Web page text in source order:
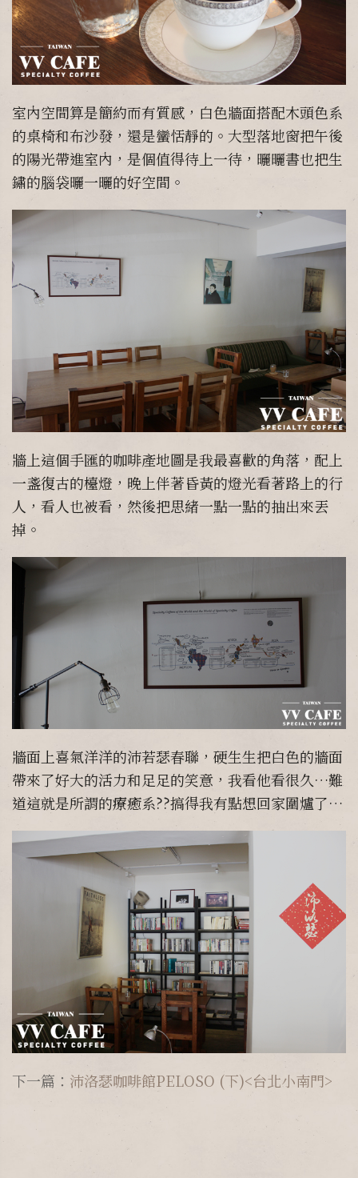
室內空間算是簡約而有質感，白色牆面搭配木頭色系
的桌椅和布沙發，還是蠻恬靜的。大型落地窗把午後
的陽光帶進室內，是個值得待上一待，曬曬書也把生
鏽的腦袋曬一曬的好空間。
牆上這個手匯的咖啡產地圖是我最喜歡的角落，配上
一盞復古的檯燈，晚上伴著昏黃的燈光看著路上的行
人，看人也被看，然後把思緒一點一點的抽出來丟
掉。
牆面上喜氣洋洋的沛若瑟春聯，硬生生把白色的牆面
帶來了好大的活力和足足的笑意，我看他看很久…難
道這就是所謂的療癒系??搞得我有點想回家圍爐了…
下一篇： 沛洛瑟咖啡館PELOSO (下)<台北小南門>